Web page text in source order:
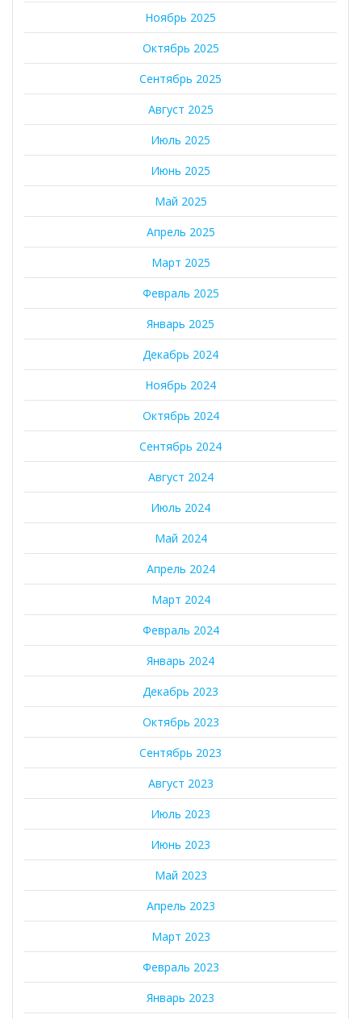
Ноябрь 2025
Октябрь 2025
Сентябрь 2025
Август 2025
Июль 2025
Июнь 2025
Май 2025
Апрель 2025
Март 2025
Февраль 2025
Январь 2025
Декабрь 2024
Ноябрь 2024
Октябрь 2024
Сентябрь 2024
Август 2024
Июль 2024
Май 2024
Апрель 2024
Март 2024
Февраль 2024
Январь 2024
Декабрь 2023
Октябрь 2023
Сентябрь 2023
Август 2023
Июль 2023
Июнь 2023
Май 2023
Апрель 2023
Март 2023
Февраль 2023
Январь 2023